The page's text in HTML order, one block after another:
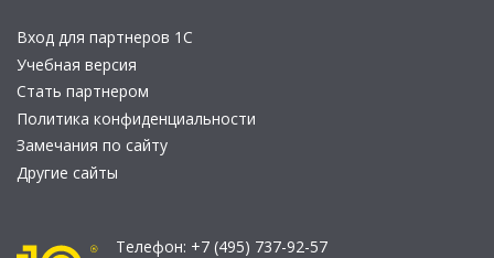
Вход для партнеров 1С
Учебная версия
Стать партнером
Политика конфиденциальности
Замечания по сайту
Другие сайты
Телефон: +7 (495) 737-92-57